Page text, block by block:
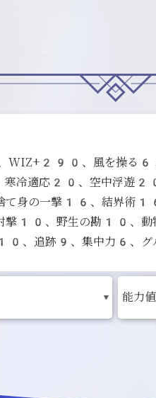
、風を操る60
寒冷適応20、空中浮
身の一撃16、結界術
撃10、野生の勘10、
、追跡9、集中力6、グ